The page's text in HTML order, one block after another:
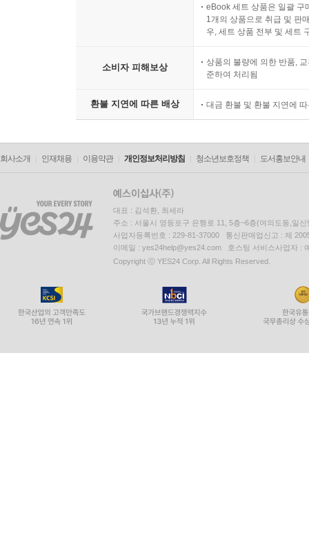
eBook 세트 상품은 일괄 구
1개의 상품으로 취급 및 판
우, 세트 상품 전부 및 세트
소비자 피해보상
상품의 불량에 의한 반품,
준하여 처리됨
환불 지연에 따른 배상 대금 환불 및 환불 지연에
회사소개 인재채용 이용약관 개인정보처리방침 청소년보호정책 도서홍보안내
대표 : 김석환, 최세라
주소 : 서울시 영등포구 은행로 11, 5층~6층(여의도동,일신
사업자등록번호 : 229-81-37000 통신판매업신고 : 제
이메일 : yes24help@yes24.com 호스팅 서비스사업자 :
Copyright ⓒ YES24 Corp. All Rights Reserved.